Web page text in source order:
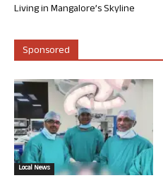
Living in Mangalore’s Skyline
Sponsored
Local News